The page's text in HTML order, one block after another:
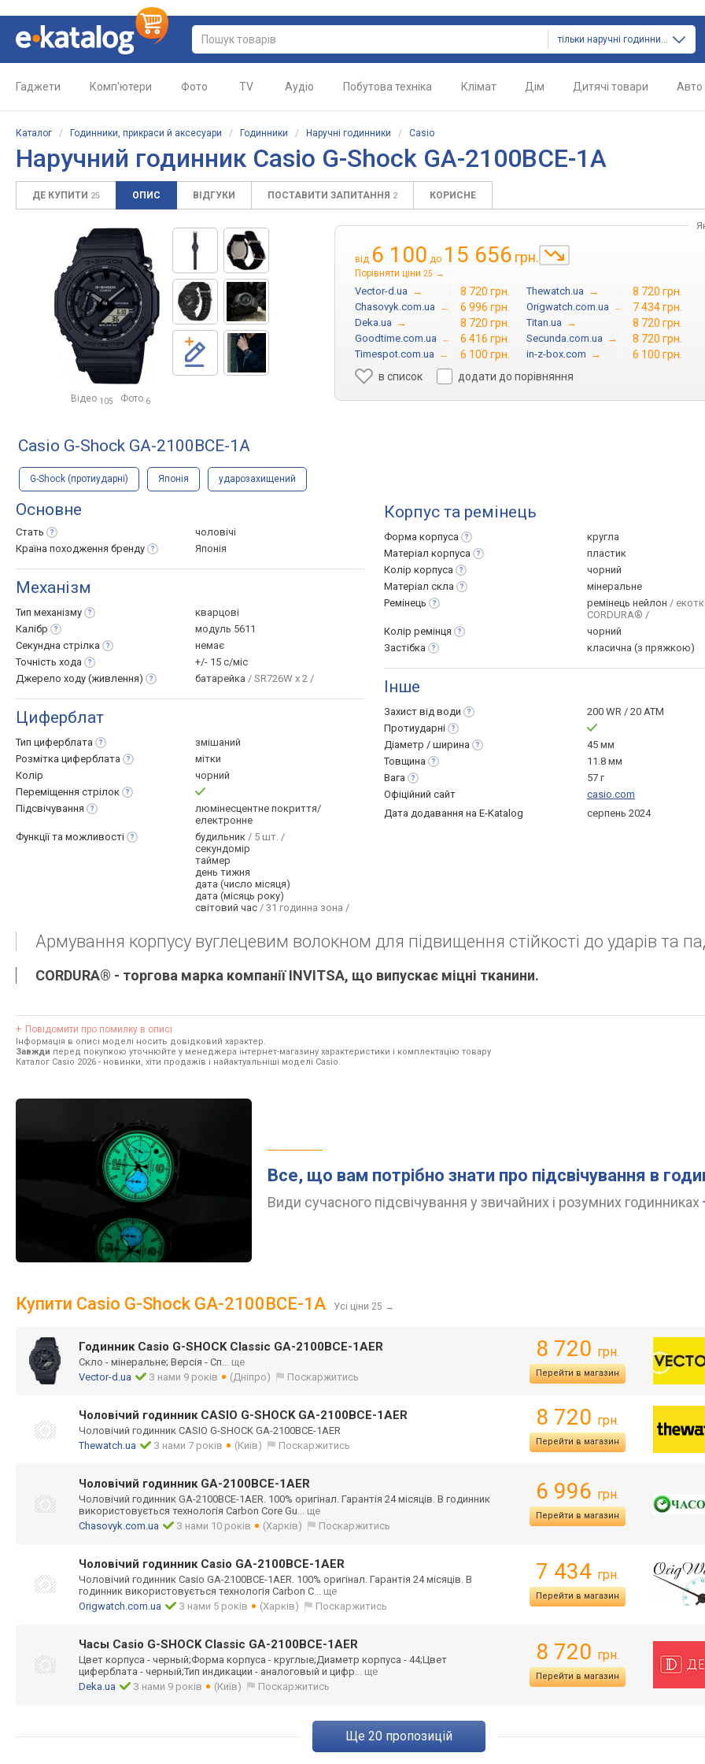
тільки наручні годинники
Гаджети Комп'ютери Фото TV Аудіо Побутова техніка Клімат Дім Дитячі товари Авто
Каталог / Годинники, прикраси й аксесуари / Годинники / Наручні годинники / Casio
Наручний годинник Casio G-Shock GA-2100BCE-1A
ДЕ КУПИТИ 25 ОПИС ВІДГУКИ ПОСТАВИТИ ЗАПИТАННЯ 2 КОРИСНЕ
Відео 105 Фото 6
від 6 100 до 15 656 грн.
Порівняти ціни 25 →
Vector-d.ua → 8 720 грн. Thewatch.ua → 8 720 грн.
Chasovyk.com.ua → 6 996 грн. Origwatch.com.ua → 7 434 грн.
Deka.ua → 8 720 грн. Titan.ua → 8 720 грн.
Goodtime.com.ua → 6 416 грн. Secunda.com.ua → 8 720 грн.
Timespot.com.ua → 6 100 грн. in-z-box.com →
6 100 грн.
в список
додати до порівняння
Casio G-Shock GA-2100BCE-1A
G-Shock (протиударні) Японія ударозахищений
Основне
Стать
чоловічі
Країна походження бренду Японія
Механізм
Тип механізму
кварцові
Калібр
модуль 5611
Секундна стрілка
немає
Точність хода
+/- 15 с/міс
Джерело ходу (живлення) батарейка / SR726W x 2 /
Циферблат
Тип циферблата
змішаний
Розмітка циферблата
мітки
Колір
чорний
Переміщення стрілок
Підсвічування
люмінесцентне покриття/
електронне
Функції та можливості будильник / 5 шт. /
секундомір
таймер
день тижня
дата (число місяця)
дата (місяць року)
світовий час / 31 годинна зона /
Корпус та ремінець
Форма корпуса
кругла
Матеріал корпуса
пластик
Колір корпуса
чорний
Матеріал скла
мінеральне
Ремінець
ремінець нейлон /
CORDURA® /
Колір ремінця
чорний
Застібка
класична (з пряжкою)
Інше
Захист від води
200 WR / 20 ATM
Протиударні
Діаметр / ширина
45 мм
Товщина
11.8 мм
Вага
57 г
Офіційний сайт
casio.com
Дата додавання на E-Katalog
серпень 2024
Армування корпусу вуглецевим волокном для підвищення стійкості до ударів та
CORDURA® - торгова марка компанії INVITSA, що випускає міцні тканини.
Повідомити про помилку в описі
Інформація в описі моделі носить довідковий характер.
Завжди перед покупкою уточнюйте у менеджера інтернет-магазину характеристики і комплектацію товару
Каталог Casio 2026 - новинки, хіти продажів і найактуальніші моделі Casio.
Все, що вам потрібно знати про підсвічування в
Види сучасного підсвічування у звичайних і розумних годинниках
Купити Casio G-Shock GA-2100BCE-1A Усі ціни 25 →
Годинник Casio G-SHOCK Classic GA-2100BCE-1AER
Скло - мінеральне; Версія - Сп... ще
Vector-d.ua
З нами 9 років (Дніпро) Поскаржитись
8 720 грн.
Перейти в магазин
Чоловічий годинник CASIO G-SHOCK GA-2100BCE-1AER
Чоловічий годинник CASIO G-SHOCK GA-2100BCE-1AER
Thewatch.ua
З нами 7 років (Київ) Поскаржитись
8 720 грн.
Перейти в магазин
Чоловічий годинник GA-2100BCE-1AER
Чоловічий годинник GA-2100BCE-1AER. 100% оригінал. Гарантія 24 місяців. В годинник
використовується технологія Carbon Core Gu... ще
Chasovyk.com.ua
З нами 10 років (Харків) Поскаржитись
6 996 грн.
Перейти в магазин
Чоловічий годинник Casio GA-2100BCE-1AER
Чоловічий годинник Casio GA-2100BCE-1AER. 100% оригінал. Гарантія 24 місяців. В
годинник використовується технологія Carbon C... ще
Origwatch.com.ua
З нами 5 років (Харків) Поскаржитись
7 434 грн.
Перейти в магазин
Часы Casio G-SHOCK Classic GA-2100BCE-1AER
Цвет корпуса - черный;Форма корпуса - круглые;Диаметр корпуса - 44;Цвет
циферблата - черный;Тип индикации - аналоговый и цифр... ще
Deka.ua
З нами 9 років (Київ) Поскаржитись
8 720 грн.
Перейти в магазин
ще 20 пропозицій